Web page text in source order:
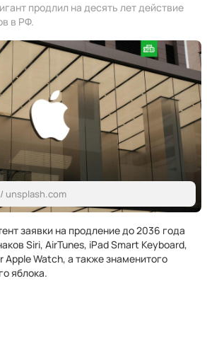
продлил на десять лет действие
в РФ.
unsplash.com
заявки на продление до 2036 года
Siri, AirTunes, iPad Smart Keyboard,
Apple Watch, а также знаменитого
яблока.